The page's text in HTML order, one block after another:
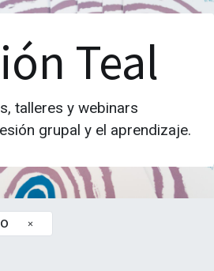
Teal
talleres y webinars
grupal y el aprendizaje.
×